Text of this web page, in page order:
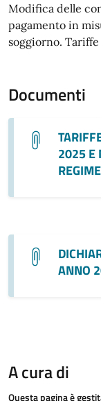
Modifica delle
pagamento in
soggiorno. Tariffe
Documenti
2025 E
ANNO
A cura di
Questa pagina è